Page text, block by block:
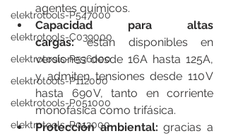
elektrotools-P547000
elektrotools-C039000
elektrotools-P536000
elektrotools-P112000
elektrotools-P051000
elektrotools-P012000
agentes químicos.
Capacidad para altas
cargas: están disponibles en
versiones desde 16A hasta 125A,
y admiten tensiones desde 110 V
hasta 690 V, tanto en corriente
monofásica como trifásica.
Protección ambiental: gracias a